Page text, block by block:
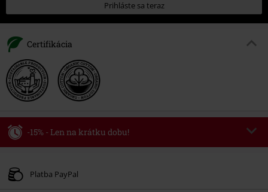
Prihláste sa teraz
Certifikácia
-15% - Len na krátku dobu!
Platné do 8/9/26
Platba PayPal